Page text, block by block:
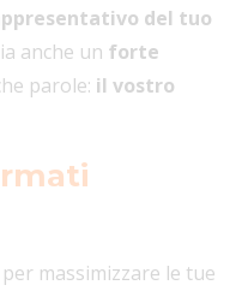
del tuo
anche un forte
parole: il vostro
massimizzare le tue